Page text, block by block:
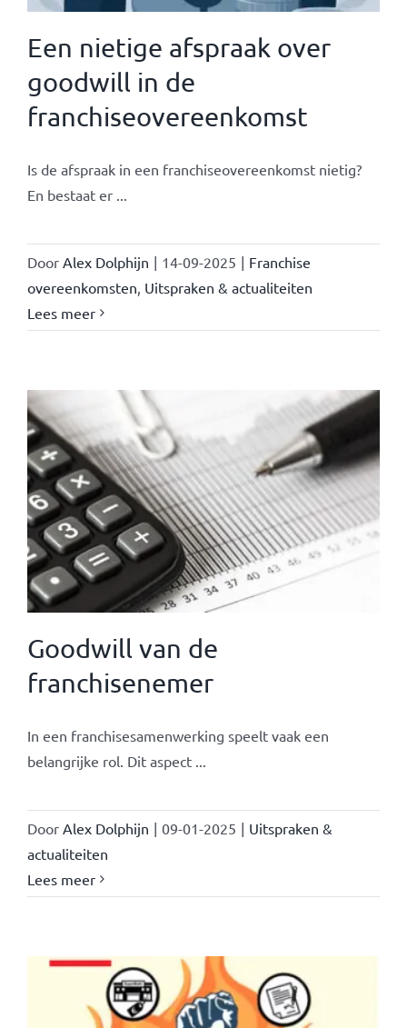
Een nietige afspraak over
goodwill in de
franchiseovereenkomst
Is de afspraak in een franchiseovereenkomst nietig?
En bestaat er ...
Door Alex Dolphijn | 14-09-2025 | Franchise
overeenkomsten Uitspraken & actualiteiten
Lees meer
Goodwill van de
franchisenemer
In een franchisesamenwerking speelt vaak een
belangrijke rol. Dit aspect ...
Door Alex Dolphijn | 09-01-2025 | Uitspraken &
actualiteiten
Lees meer